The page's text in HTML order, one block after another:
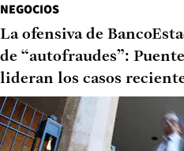
NEGOCIOS
La ofensiva de
de “autofraudes”:
lideran los casos